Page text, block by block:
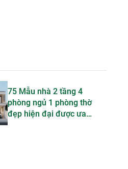
75 Mẫu nhà 2 tầng 4
phòng ngủ 1 phòng thờ
đẹp hiện đại được ưa